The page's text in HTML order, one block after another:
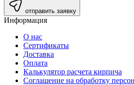
отправить заявку
Информация
О нас
Сертификаты
Доставка
Оплата
Калькулятор расчета кирпича
Соглашение на обработку